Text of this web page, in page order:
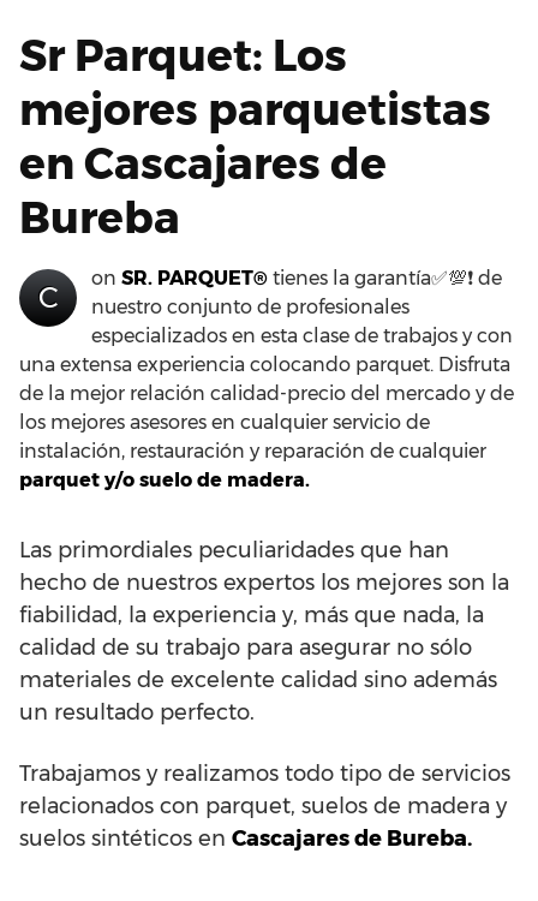
Sr Parquet: Los
mejores parquetistas
en Cascajares de
Bureba
C
on SR. PARQUET® tienes la garantía✅💯❗ de
nuestro conjunto de profesionales
especializados en esta clase de trabajos y con
una extensa experiencia colocando parquet. Disfruta
de la mejor relación calidad-precio del mercado y de
los mejores asesores en cualquier servicio de
instalación, restauración y reparación de cualquier
parquet y/o suelo de madera.
Las primordiales peculiaridades que han
hecho de nuestros expertos los mejores son la
fiabilidad, la experiencia y, más que nada, la
calidad de su trabajo para asegurar no sólo
materiales de excelente calidad sino además
un resultado perfecto.
Trabajamos y realizamos todo tipo de servicios
relacionados con parquet, suelos de madera y
suelos sintéticos en Cascajares de Bureba.